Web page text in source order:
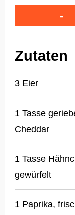
-
Zutaten
3 Eier
1 Tasse
Cheddar
1 Tasse
gewürfelt
1 Paprika,